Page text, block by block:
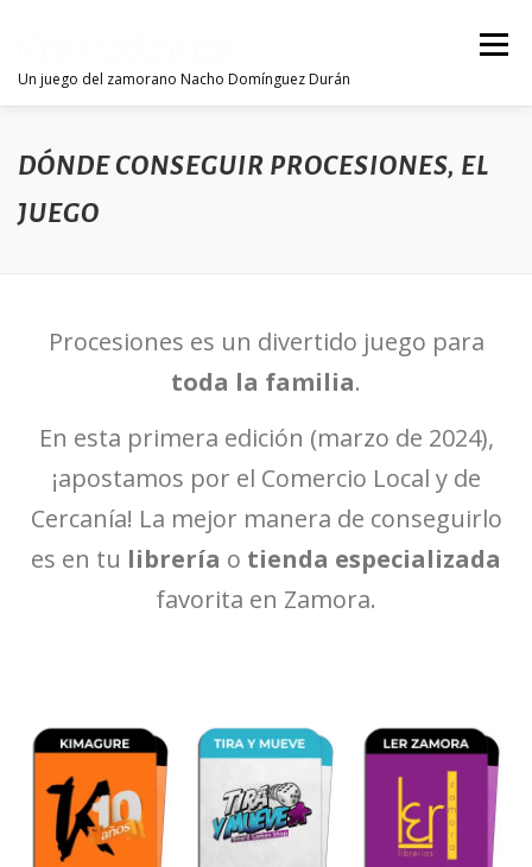
Un juego del zamorano Nacho Domínguez Durán
Menu
Inicio
DÓNDE CONSEGUIR PROCESIONES, EL
JUEGO
Procesiones es un divertido juego para
toda la familia.
En esta primera edición (marzo de 2024),
¡apostamos por el Comercio Local y de
Cercanía! La mejor manera de conseguirlo
es en tu librería o tienda especializada
favorita en Zamora.